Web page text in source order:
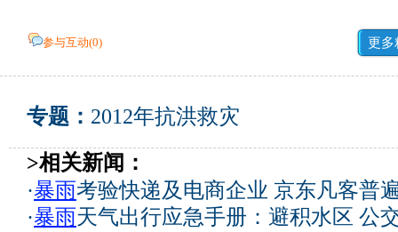
参与互动(0) 更多
专题： 2012年抗洪救灾
>相关新闻：
·暴雨考验快递及电商企业 京东凡客普
·暴雨天气出行应急手册：避积水区 公